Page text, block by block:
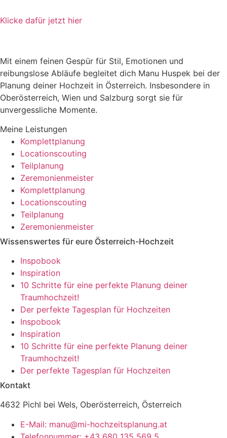
Klicke dafür jetzt hier
Mit einem feinen Gespür für Stil, Emotionen und
reibungslose Abläufe begleitet dich Manu Huspek bei der
Planung deiner Hochzeit in Österreich. Insbesondere in
Oberösterreich, Wien und Salzburg sorgt sie für
unvergessliche Momente.
Meine Leistungen
Komplettplanung
Locationscouting
Teilplanung
Zeremonienmeister
Komplettplanung
Locationscouting
Teilplanung
Zeremonienmeister
Wissenswertes für eure Österreich-Hochzeit
Inspobook
Inspiration
10 Schritte für eine perfekte Planung deiner
Traumhochzeit!
Der perfekte Tagesplan für Hochzeiten
Inspobook
Inspiration
10 Schritte für eine perfekte Planung deiner
Traumhochzeit!
Der perfekte Tagesplan für Hochzeiten
Kontakt
4632 Pichl bei Wels, Oberösterreich, Österreich
E-Mail: manu@mi-hochzeitsplanung.at